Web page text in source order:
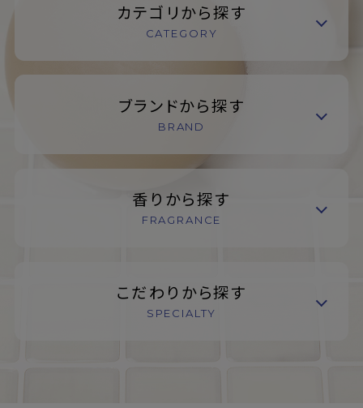
カテゴリから探す
CATEGORY
ブランドから探す
BRAND
香りから探す
FRAGRANCE
こだわりから探す
SPECIALTY